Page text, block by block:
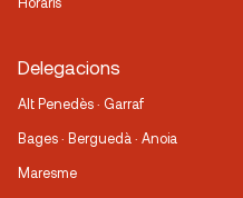
Delegacions
Alt Penedès · Garraf
Bages · Berguedà · Anoia
Maresme